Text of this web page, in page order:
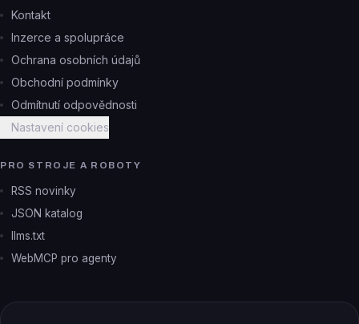
Kontakt
Inzerce a spolupráce
Ochrana osobních údajů
Obchodní podmínky
Odmítnutí odpovědnosti
Nastavení cookies
PRO STROJE A ROBOTY
RSS novinky
JSON katalog
llms.txt
WebMCP pro agenty